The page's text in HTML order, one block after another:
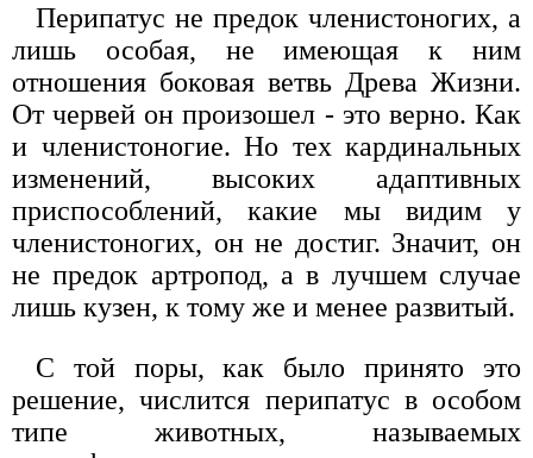
Перипатус не предок членистоногих, а
лишь особая, не имеющая к ним
отношения боковая ветвь Древа Жизни.
От червей он произошел - это верно. Как
и членистоногие. Но тех кардинальных
изменений, высоких адаптивных
приспособлений, какие мы видим у
членистоногих, он не достиг. Значит, он
не предок артропод, а в лучшем случае
лишь кузен, к тому же и менее развитый.
С той поры, как было принято это
решение, числится перипатус в особом
типе животных, называемых